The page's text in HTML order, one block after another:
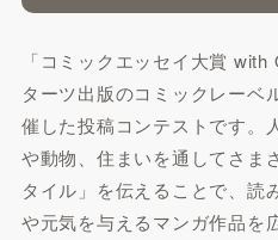
「コミックエッセイ大賞
ターツ出版のコミックレー
催した投稿コンテストです。
や動物、住まいを通してさま
タイル」を伝えることで、読
や元気を与えるマンガ作品を